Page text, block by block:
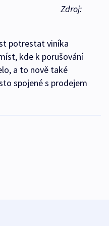
Zdroj:
potrestat viníka
kde k porušování
a to nově také
spojené s prodejem